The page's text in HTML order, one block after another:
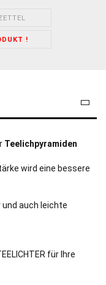
!
Teelichpyramiden
wird eine bessere
und auch leichte
für Ihre